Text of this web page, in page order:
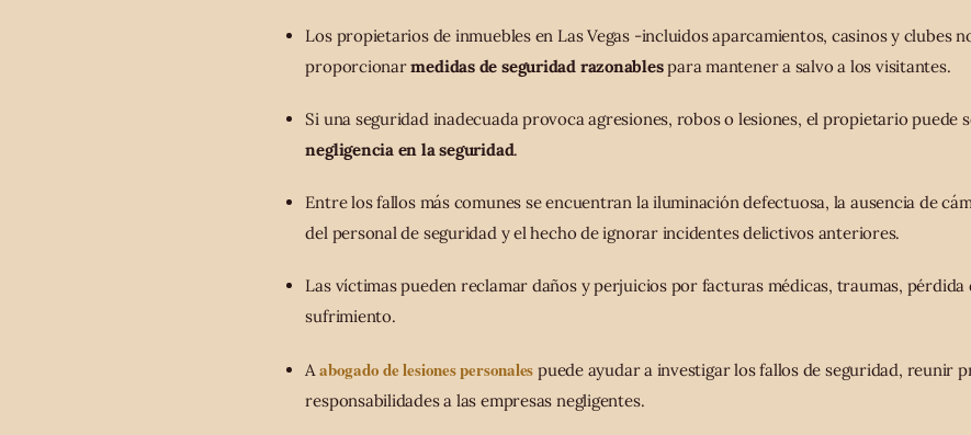
Los propietarios de inmuebles en Las Vegas -incluidos aparcamientos, casinos y clubes
proporcionarmedidas de seguridad razonablespara mantener a salvo a los visitantes.
Si una seguridad inadecuada provoca agresiones, robos o lesiones, el propietario puede
negligencia en la seguridad.
Entre los fallos más comunes se encuentran la iluminación defectuosa, la ausencia de
del personal de seguridad y el hecho de ignorar incidentes delictivos anteriores.
Las víctimas pueden reclamar daños y perjuicios por facturas médicas, traumas,
sufrimiento.
Aabogado de lesiones personales puede ayudar a investigar los fallos de seguridad, reunir
responsabilidades a las empresas negligentes.